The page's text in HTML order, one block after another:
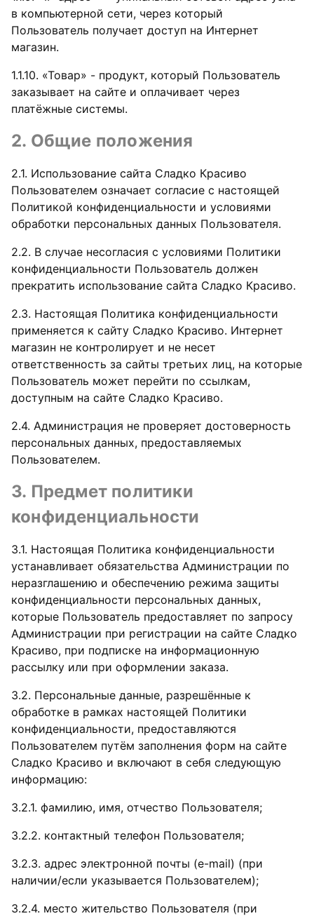
в компьютерной сети, через который
Пользователь получает доступ на Интернет
магазин.
1.1.10. «Товар» - продукт, который Пользователь
заказывает на сайте и оплачивает через
платёжные системы.
2. Общие положения
2.1. Использование сайта Сладко Красиво
Пользователем означает согласие с настоящей
Политикой конфиденциальности и условиями
обработки персональных данных Пользователя.
2.2. В случае несогласия с условиями Политики
конфиденциальности Пользователь должен
прекратить использование сайта Сладко Красиво.
2.3. Настоящая Политика конфиденциальности
применяется к сайту Сладко Красиво. Интернет
магазин не контролирует и не несет
ответственность за сайты третьих лиц, на которые
Пользователь может перейти по ссылкам,
доступным на сайте Сладко Красиво.
2.4. Администрация не проверяет достоверность
персональных данных, предоставляемых
Пользователем.
3. Предмет политики
конфиденциальности
3.1. Настоящая Политика конфиденциальности
устанавливает обязательства Администрации по
неразглашению и обеспечению режима защиты
конфиденциальности персональных данных,
которые Пользователь предоставляет по запросу
Администрации при регистрации на сайте Сладко
Красиво, при подписке на информационную
рассылку или при оформлении заказа.
3.2. Персональные данные, разрешённые к
обработке в рамках настоящей Политики
конфиденциальности, предоставляются
Пользователем путём заполнения форм на сайте
Сладко Красиво и включают в себя следующую
информацию:
3.2.1. фамилию, имя, отчество Пользователя;
3.2.2. контактный телефон Пользователя;
3.2.3. адрес электронной почты (e-mail) (при
наличии/если указывается Пользователем);
3.2.4. место жительство Пользователя (при